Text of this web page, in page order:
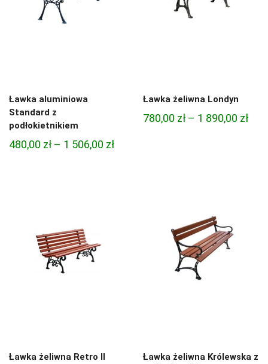
Ławka aluminiowa
Standard z
podłokietnikiem
480,00 zł – 1 506,00 złZakres
Ławka żeliwna Londyn
780,00 zł – 1 890,00 zł
Ławka żeliwna Retro ll
Ławka żeliwna Królewska z